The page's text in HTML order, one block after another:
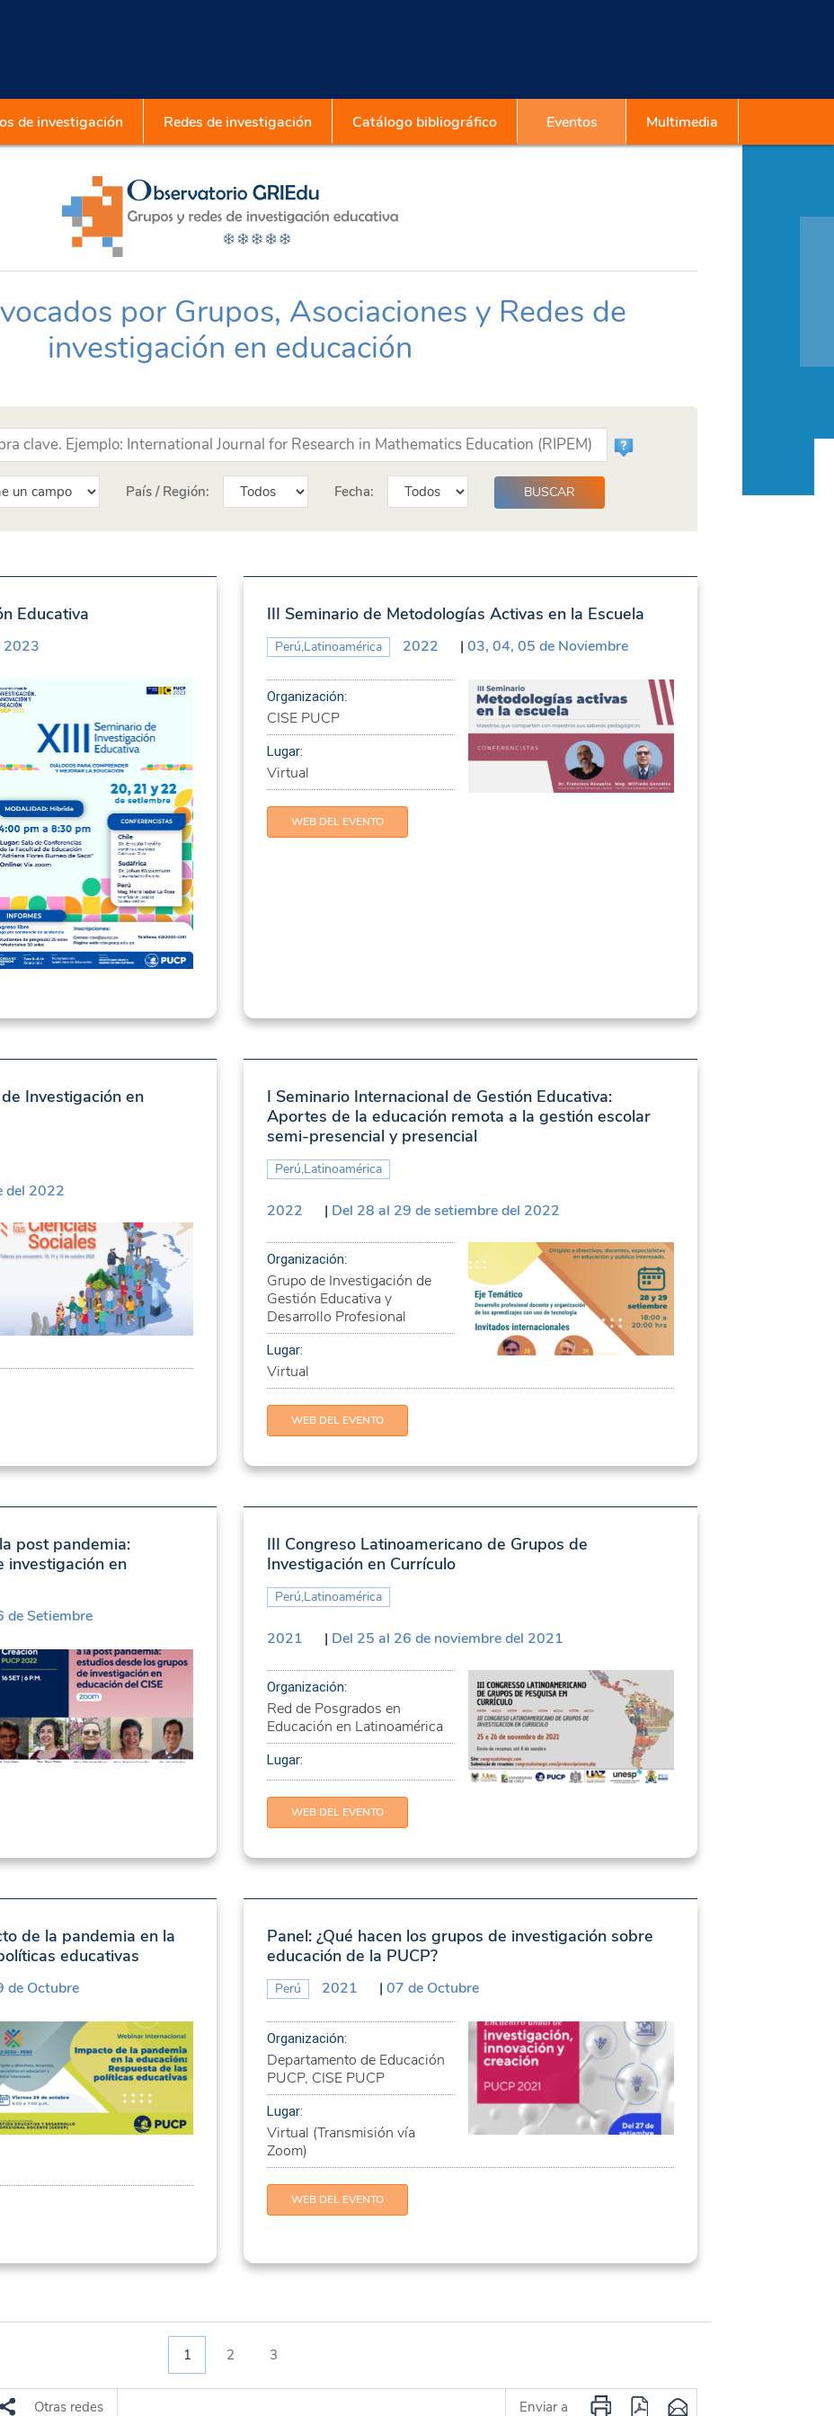
de investigación Redes de investigación Catálogo bibliográfico Eventos Multimedia
por Grupos, Asociaciones y Redes de
investigación en educación
País / Región: Fecha:
Educativa
2023
III Seminario de Metodologías Activas en la Escuela
Perú,Latinoamérica 2022 | 03, 04, 05 de Noviembre
Organización:
CISE PUCP
Lugar:
Virtual
WEB DEL EVENTO
Investigación en
del 2022
I Seminario Internacional de Gestión Educativa:
Aportes de la educación remota a la gestión escolar
semi-presencial y presencial
Perú,Latinoamérica
2022 | Del 28 al 29 de setiembre del 2022
Organización:
Grupo de Investigación de
Gestión Educativa y
Desarrollo Profesional
Lugar:
Virtual
WEB DEL EVENTO
post pandemia:
investigación en
de Setiembre
III Congreso Latinoamericano de Grupos de
Investigación en Currículo
Perú,Latinoamérica
2021 | Del 25 al 26 de noviembre del 2021
Organización:
Red de Posgrados en
Educación en Latinoamérica
Lugar:
WEB DEL EVENTO
de la pandemia en la
educativas
de Octubre
Panel: ¿Qué hacen los grupos de investigación sobre
educación de la PUCP?
Perú 2021 | 07 de Octubre
Organización:
Departamento de Educación
PUCP, CISE PUCP
Lugar:
Virtual (Transmisión vía
Zoom)
WEB DEL EVENTO
1 2 3
Otras redes Enviar a